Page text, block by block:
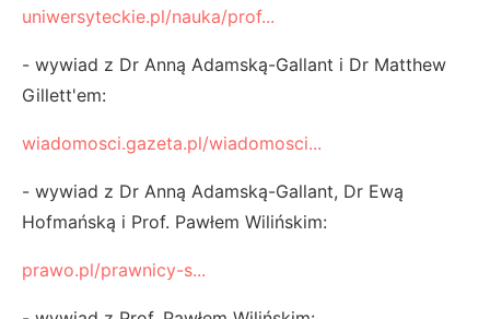
uniwersyteckie.pl/nauka/prof...
- wywiad z Dr Anną Adamską-Gallant i Dr Matthew
Gillett'em:
wiadomosci.gazeta.pl/wiadomosci...
- wywiad z Dr Anną Adamską-Gallant, Dr Ewą
Hofmańską i Prof. Pawłem Wilińskim:
prawo.pl/prawnicy-s...